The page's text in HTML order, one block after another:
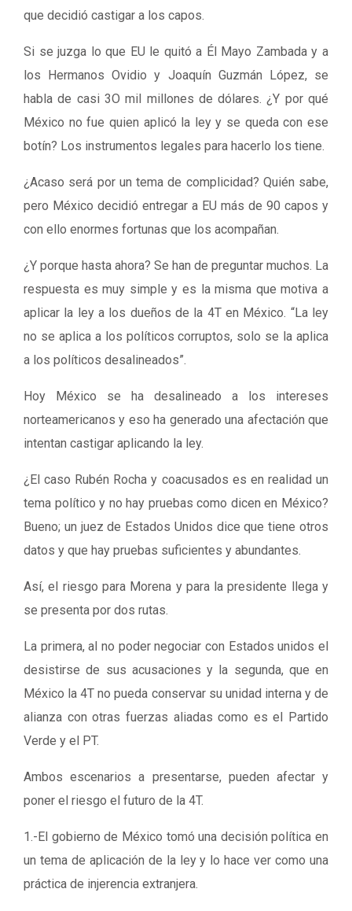
que decidió castigar a los capos.
Si se juzga lo que EU le quitó a Él Mayo Zambada y a
los Hermanos Ovidio y Joaquín Guzmán López, se
habla de casi 3O mil millones de dólares. ¿Y por qué
México no fue quien aplicó la ley y se queda con ese
botín? Los instrumentos legales para hacerlo los tiene.
¿Acaso será por un tema de complicidad? Quién sabe,
pero México decidió entregar a EU más de 90 capos y
con ello enormes fortunas que los acompañan.
¿Y porque hasta ahora? Se han de preguntar muchos. La
respuesta es muy simple y es la misma que motiva a
aplicar la ley a los dueños de la 4T en México. “La ley
no se aplica a los políticos corruptos, solo se la aplica
a los políticos desalineados”.
Hoy México se ha desalineado a los intereses
norteamericanos y eso ha generado una afectación que
intentan castigar aplicando la ley.
¿El caso Rubén Rocha y coacusados es en realidad un
tema político y no hay pruebas como dicen en México?
Bueno; un juez de Estados Unidos dice que tiene otros
datos y que hay pruebas suficientes y abundantes.
Así, el riesgo para Morena y para la presidente llega y
se presenta por dos rutas.
La primera, al no poder negociar con Estados unidos el
desistirse de sus acusaciones y la segunda, que en
México la 4T no pueda conservar su unidad interna y de
alianza con otras fuerzas aliadas como es el Partido
Verde y el PT.
Ambos escenarios a presentarse, pueden afectar y
poner el riesgo el futuro de la 4T.
1.-El gobierno de México tomó una decisión política en
un tema de aplicación de la ley y lo hace ver como una
práctica de injerencia extranjera.